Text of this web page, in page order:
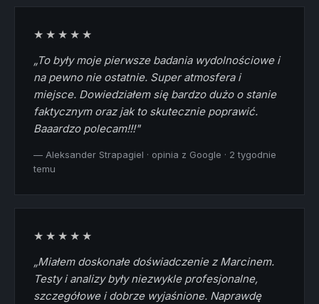
★★★★★
„To były moje pierwsze badania wydolnościowe i
na pewno nie ostatnie. Super atmosfera i
miejsce. Dowiedziałem się bardzo dużo o stanie
faktycznym oraz jak to skutecznie poprawić.
Baaardzo polecam!!!"
— Aleksander Strapagiel · opinia z Google · 2 tygodnie
temu
★★★★★
„Miałem doskonałe doświadczenie z Marcinem.
Testy i analizy były niezwykle profesjonalne,
szczegółowe i dobrze wyjaśnione. Naprawdę